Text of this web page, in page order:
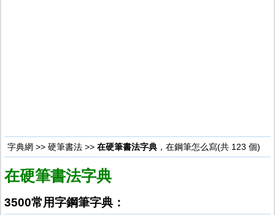
字典網 >> 硬筆書法 >> 在硬筆書法字典 ，在鋼筆怎么寫(共 123 個)
在硬筆書法字典
3500常用字鋼筆字典：